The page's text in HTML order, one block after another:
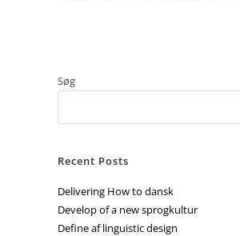
Søg
Recent Posts
Delivering How to dansk
Develop of a new sprogkultur
Define af linguistic design